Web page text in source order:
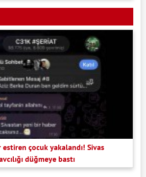
çocuk yakalandı! Sivas
düğmeye bastı